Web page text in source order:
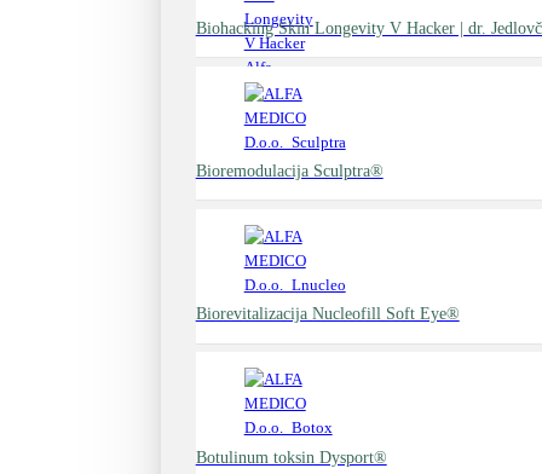
Biohacking Skin Longevity V Hacker | dr.
Bioremodulacija Sculptra®
Biorevitalizacija Nucleofill Soft Eye®
Botulinum toksin Dysport®